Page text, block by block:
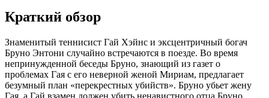
Краткий обзор
Знаменитый теннисист Гай Хэйнс и эксцентричный богач
Бруно Энтони случайно встречаются в поезде. Во время
непринужденной беседы Бруно, знающий из газет о
проблемах Гая с его неверной женой Мириам, предлагает
безумный план «перекрестных убийств». Бруно убьет жену
Гая, а Гай взамен должен убить ненавистного отца Бруно.